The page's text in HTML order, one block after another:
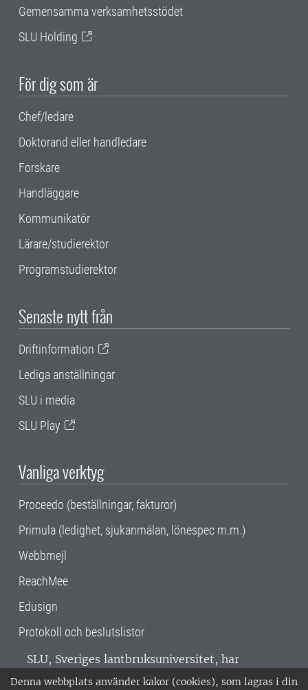
Denna webbplats använder kakor (cookies), som lagras i din
Gemensamma verksamhetsstödet
SLU Holding
För dig som är
Chef/ledare
Doktorand eller handledare
Forskare
Handläggare
Kommunikatör
Lärare/studierektor
Programstudierektor
Senaste nytt från
Driftinformation
Lediga anställningar
SLU i media
SLU Play
Vanliga verktyg
Proceedo (beställningar, fakturor)
Primula (ledighet, sjukanmälan, lönespec m.m.)
Webbmejl
ReachMee
Edusign
Protokoll och beslutslistor
SLU, Sveriges lantbruksuniversitet, har
verksamhet över hela Sverige. Huvudorter är